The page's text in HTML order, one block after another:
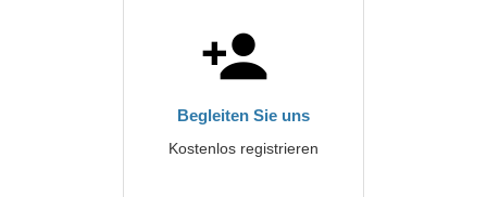
Begleiten Sie uns
Kostenlos registrieren